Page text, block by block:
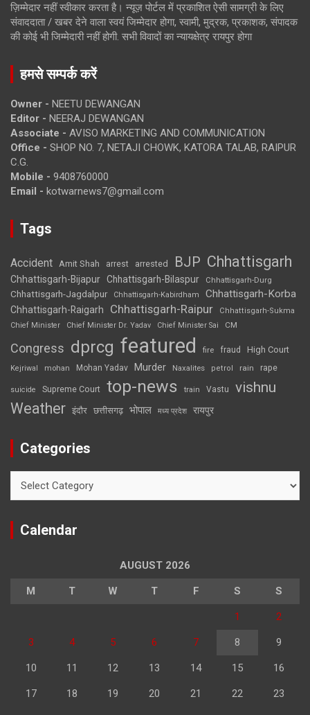
ज़िम्मेदार नहीं स्वीकार करता है। न्यूज़ पोर्टल में प्रकाशित ऐसी सामग्री के लिए
संवाददाता / खबर देने वाला स्वयं जिम्मेदार होगा, स्वामी, मुद्रक, प्रकाशक, संपादक
की कोई भी जिम्मेदारी नहीं होगी. सभी विवादों का न्यायक्षेत्र रायपुर होगा
हमसे सम्पर्क करें
Owner - NEETU DEWANGAN
Editor - NEERAJ DEWANGAN
Associate - AVISO MARKETING AND COMMUNICATION
Office - SHOP NO. 7, NETAJI CHOWK, KATORA TALAB, RAIPUR
C.G.
Mobile - 9408760000
Email - kotwarnews7@gmail.com
Tags
Accident Amit Shah arrest arrested BJP Chhattisgarh
Chhattisgarh-Bijapur Chhattisgarh-Bilaspur Chhattisgarh-Durg
Chhattisgarh-Jagdalpur Chhattisgarh-Kabirdham Chhattisgarh-Korba
Chhattisgarh-Raigarh Chhattisgarh-Raipur
Chhattisgarh-Sukma
Chief Minister
Chief Minister Dr. Yadav Chief Minister Sai CM
Congress dprcg featured fire fraud High Court
Kejriwal mohan Mohan Yadav Murder Naxalites petrol rain rape
suicide Supreme Court top-news train Vastu vishnu
Weather इंदौर छत्तीसगढ़ भोपाल मध्य प्रदेश रायपुर
Categories
Calendar
AUGUST 2026
M T W T F S S
1 2
3 4 5 6 7 8 9
10 11 12 13 14 15 16
17 18 19 20 21 22 23